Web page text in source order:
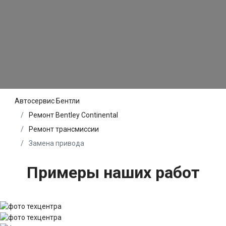
Автосервис Бентли
Ремонт Bentley Continental
Ремонт трансмиссии
Замена привода
Примеры наших работ